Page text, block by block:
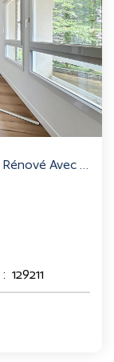
Quai De La Prévalaye - Appartement T2 Rénové Avec Parking...
129211